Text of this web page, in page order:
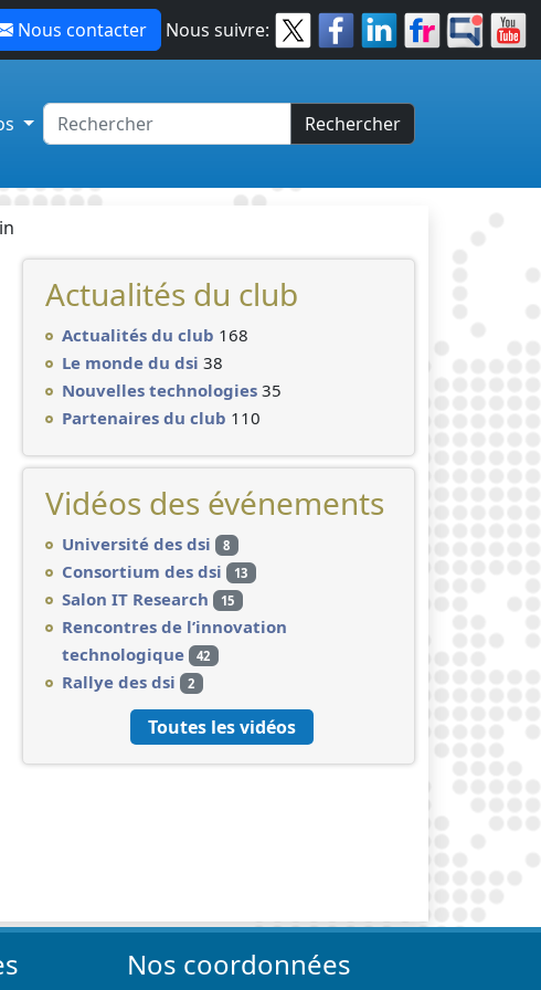
Nous contacter Nous suivre:
Rechercher
Actualités du club
Actualités du club 168
Le monde du dsi 38
Nouvelles technologies 35
Partenaires du club 110
Vidéos des événements
Université des dsi 8
Consortium des dsi 13
Salon IT Research 15
Rencontres de l’innovation
technologique
42
Rallye des dsi 2
Toutes les vidéos
Nos coordonnées